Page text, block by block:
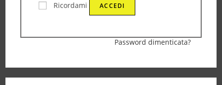
Ricordami ACCEDI
Password dimenticata?